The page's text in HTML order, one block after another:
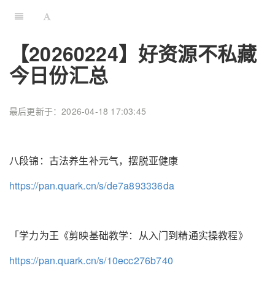
【20260224】好资源不私藏
今日份汇总
最后更新于：2026-04-18 17:03:45
八段锦：古法养生补元气，摆脱亚健康
https://pan.quark.cn/s/de7a893336da
「学力为王《剪映基础教学：从入门到精通实操教程》
https://pan.quark.cn/s/10ecc276b740